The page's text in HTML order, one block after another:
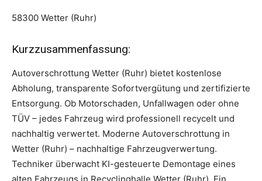
58300 Wetter (Ruhr)
Kurzzusammenfassung:
Autoverschrottung Wetter (Ruhr) bietet kostenlose
Abholung, transparente Sofortvergütung und zertifizierte
Entsorgung. Ob Motorschaden, Unfallwagen oder ohne
TÜV – jedes Fahrzeug wird professionell recycelt und
nachhaltig verwertet. Moderne Autoverschrottung in
Wetter (Ruhr) – nachhaltige Fahrzeugverwertung.
Techniker überwacht KI-gesteuerte Demontage eines